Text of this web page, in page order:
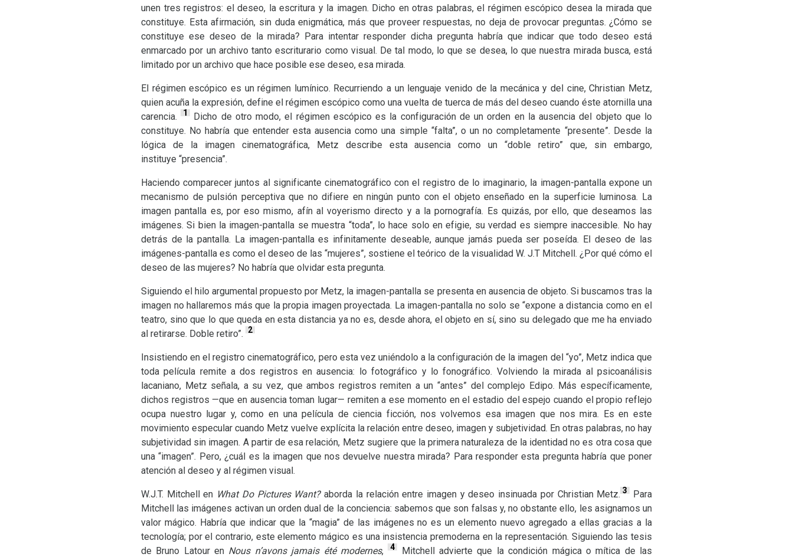
unen tres registros: el deseo, la escritura y la imagen. Dicho en otras palabras, el régimen escópico desea la mirada que
constituye. Esta afirmación, sin duda enigmática, más que proveer respuestas, no deja de provocar preguntas. ¿Cómo se
constituye ese deseo de la mirada? Para intentar responder dicha pregunta habría que indicar que todo deseo está
enmarcado por un archivo tanto escriturario como visual. De tal modo, lo que se desea, lo que nuestra mirada busca, está
limitado por un archivo que hace posible ese deseo, esa mirada.
El régimen escópico es un régimen lumínico. Recurriendo a un lenguaje venido de la mecánica y del cine, Christian Metz,
quien acuña la expresión, define el régimen escópico como una vuelta de tuerca de más del deseo cuando éste atornilla una
carencia. 1
Dicho de otro modo, el régimen escópico es la configuración de un orden en la ausencia del objeto que lo
constituye. No habría que entender esta ausencia como una simple “falta”, o un no completamente “presente”. Desde la
lógica de la imagen cinematográfica, Metz describe esta ausencia como un “doble retiro” que, sin embargo,
instituye “presencia”.
Haciendo comparecer juntos al significante cinematográfico con el registro de lo imaginario, la imagen-pantalla expone un
mecanismo de pulsión perceptiva que no difiere en ningún punto con el objeto enseñado en la superficie luminosa. La
imagen pantalla es, por eso mismo, afín al voyerismo directo y a la pornografía. Es quizás, por ello, que deseamos las
imágenes. Si bien la imagen-pantalla se muestra “toda”, lo hace solo en efigie, su verdad es siempre inaccesible. No hay
detrás de la pantalla. La imagen-pantalla es infinitamente deseable, aunque jamás pueda ser poseída. El deseo de las
imágenes-pantalla es como el deseo de las “mujeres”, sostiene el teórico de la visualidad W. J.T Mitchell. ¿Por qué cómo el
deseo de las mujeres? No habría que olvidar esta pregunta.
Siguiendo el hilo argumental propuesto por Metz, la imagen-pantalla se presenta en ausencia de objeto. Si buscamos tras la
imagen no hallaremos más que la propia imagen proyectada. La imagen-pantalla no solo se “expone a distancia como en el
teatro, sino que lo que queda en esta distancia ya no es, desde ahora, el objeto en sí, sino su delegado que me ha enviado
al retirarse. Doble retiro”.
2
Insistiendo en el registro cinematográfico, pero esta vez uniéndolo a la configuración de la imagen del “yo”, Metz indica que
toda película remite a dos registros en ausencia: lo fotográfico y lo fonográfico. Volviendo la mirada al psicoanálisis
lacaniano, Metz señala, a su vez, que ambos registros remiten a un “antes” del complejo Edipo. Más específicamente,
dichos registros —que en ausencia toman lugar— remiten a ese momento en el estadio del espejo cuando el propio reflejo
ocupa nuestro lugar y, como en una película de ciencia ficción, nos volvemos esa imagen que nos mira. Es en este
movimiento especular cuando Metz vuelve explícita la relación entre deseo, imagen y subjetividad. En otras palabras, no hay
subjetividad sin imagen. A partir de esa relación, Metz sugiere que la primera naturaleza de la identidad no es otra cosa que
una “imagen”. Pero, ¿cuál es la imagen que nos devuelve nuestra mirada? Para responder esta pregunta habría que poner
atención al deseo y al régimen visual.
W.J.T. Mitchell en What Do Pictures Want?aborda la relación entre imagen y deseo insinuada por Christian Metz. 3
Para
Mitchell las imágenes activan un orden dual de la conciencia: sabemos que son falsas y, no obstante ello, les asignamos un
valor mágico. Habría que indicar que la “magia” de las imágenes no es un elemento nuevo agregado a ellas gracias a la
tecnología; por el contrario, este elemento mágico es una insistencia premoderna en la representación. Siguiendo las tesis
de Bruno Latour en Nous n’avons jamais été modernes, 4
Mitchell advierte que la condición mágica o mítica de las